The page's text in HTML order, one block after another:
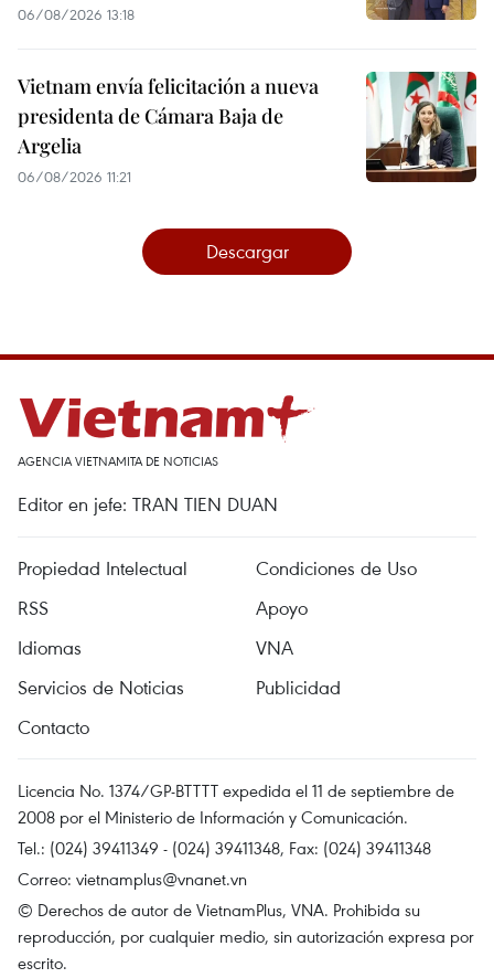
06/08/2026 13:18
Vietnam envía felicitación a nueva
presidenta de Cámara Baja de
Argelia
06/08/2026 11:21
Descargar
AGENCIA VIETNAMITA DE NOTICIAS
Editor en jefe: TRAN TIEN DUAN
Propiedad Intelectual
Condiciones de Uso
RSS
Apoyo
Idiomas
VNA
Servicios de Noticias
Publicidad
Contacto
Licencia No. 1374/GP-BTTTT expedida el 11 de septiembre de
2008 por el Ministerio de Información y Comunicación.
Tel.: (024) 39411349 - (024) 39411348, Fax: (024) 39411348
Correo: vietnamplus@vnanet.vn
© Derechos de autor de VietnamPlus, VNA. Prohibida su
reproducción, por cualquier medio, sin autorización expresa por
escrito.